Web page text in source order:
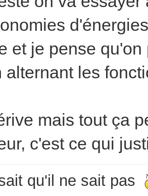
et je pense
alternant les
mais tout ça
c'est ce qui
qu'il ne sait pas